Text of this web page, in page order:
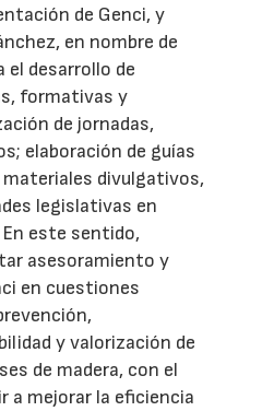
de Genci, y
en nombre de
el desarrollo de
formativas y
de jornadas,
elaboración de guías
divulgativos,
legislativas en
este sentido,
asesoramiento y
en cuestiones
y valorización de
de madera, con el
a mejorar la eficiencia